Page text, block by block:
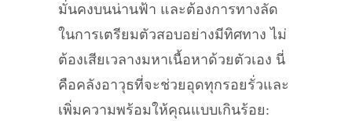
มั่นคงบนน่านฟ้า และต้องการทางลัด
ในการเตรียมตัวสอบอย่างมีทิศทาง ไม่
ต้องเสียเวลางมหาเนื้อหาด้วยตัวเอง นี่
คือคลังอาวุธที่จะช่วยอุดทุกรอยรั่วและ
เพิ่มความพร้อมให้คุณแบบเกินร้อย: